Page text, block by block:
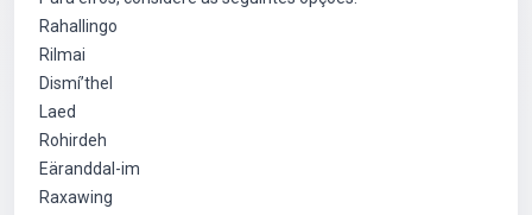
Rahallingo
Rilmai
Dismí’thel
Laed
Rohirdeh
Eäranddal-im
Raxawing